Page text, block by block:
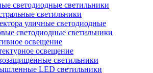
светодиодные светильники
светильники
уличные светодиодные
светодиодные светильники
освещение
освещение
светильники
LED светильники